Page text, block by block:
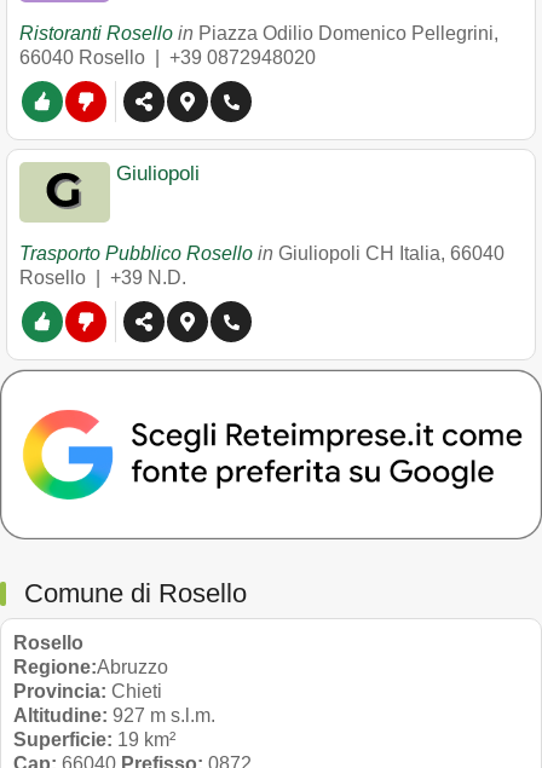
Ristoranti Rosello in Piazza Odilio Domenico Pellegrini,
66040 Rosello +39 0872948020
Giuliopoli
Trasporto Pubblico Rosello in Giuliopoli CH Italia, 66040
Rosello
+39 N.D.
Comune di Rosello
Rosello
Regione:Abruzzo
Provincia: Chieti
Altitudine: 927 m s.l.m.
Superficie: 19 km²